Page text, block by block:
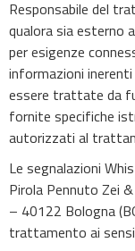
Responsabile del
qualora sia esterno
per esigenze
informazioni
essere trattate da
fornite specifiche
autorizzati al
Le segnalazioni
Pirola Pennuto Zei
– 40122 Bologna
trattamento ai sensi